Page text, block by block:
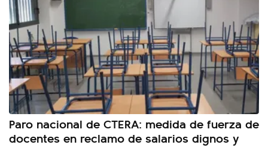
Paro nacional de CTERA: medida de fuerza de
docentes en reclamo de salarios dignos y